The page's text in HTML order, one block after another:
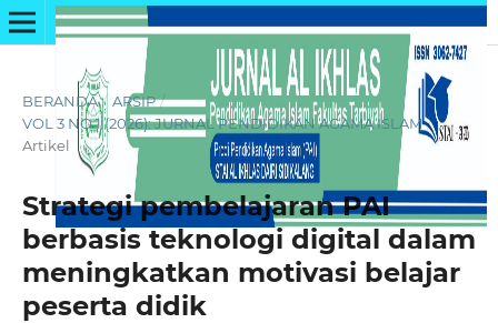
BERANDA / ARSIP /
VOL 3 NO 1 (2026): JURNAL PENDIDIKAN AGAMA ISLAM /
Artikel
Strategi pembelajaran PAI
berbasis teknologi digital dalam
meningkatkan motivasi belajar
peserta didik